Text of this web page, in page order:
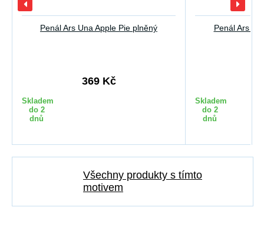
Penál Ars Una Apple Pie plněný
369 Kč
Skladem
do 2
dnů
Penál Ars
Skladem
do 2
dnů
Všechny produkty s tímto
motivem